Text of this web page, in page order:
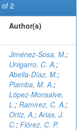
2
Author(s)
Jiménez-Sosa, M.;
Unigarro, C. A.;
Abella-Díaz, M.;
Piamba, M. A.;
López-Monsalve,
L.; Ramírez, C. A.;
Ortiz, A.;Arias, J.
C.; Flórez, C. P.